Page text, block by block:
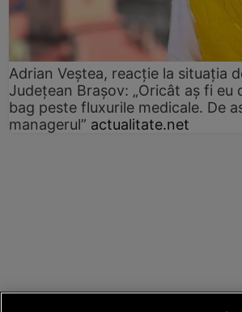
Adrian Veștea, reacție la situația
Județean Brașov: „Oricât aș fi eu
bag peste fluxurile medicale. De
managerul” actualitate.net